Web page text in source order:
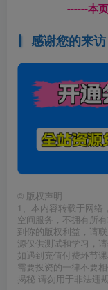
------本
感谢您的来
© 版权声明
1、本内容转载于网
空间服务，不拥有所
到你的版权利益，请
源仅供测试和学习，
如遇到充值付费环节
需要投资的一律不要
揭秘 请勿用于非法违